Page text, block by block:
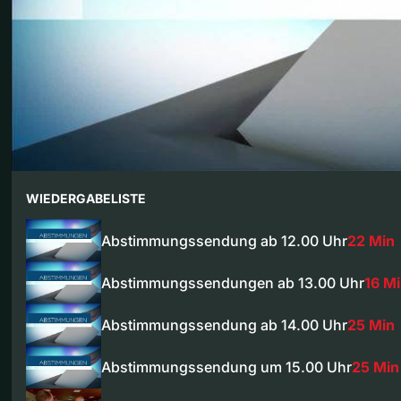
WIEDERGABELISTE
Abstimmungssendung ab 12.00 Uhr22 Min
Abstimmungssendungen ab 13.00 Uhr16
Abstimmungssendung ab 14.00 Uhr25 Min
Abstimmungssendung um 15.00 Uhr25 Min